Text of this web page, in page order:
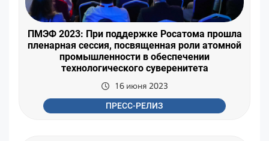
ПМЭФ 2023: При поддержке Росатома прошла
пленарная сессия, посвященная роли атомной
промышленности в обеспечении
технологического суверенитета
16 июня 2023
ПРЕСС-РЕЛИЗ